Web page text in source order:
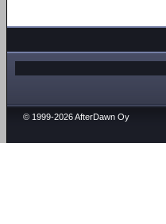
© 1999-2026 AfterDawn Oy